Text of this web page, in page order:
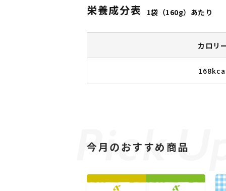
栄養成分表 1袋（160g）あたり
カロリ
今月のおすすめ商品